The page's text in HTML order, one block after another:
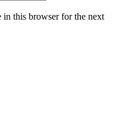
in this browser for the next